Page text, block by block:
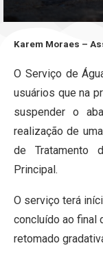
Karem Moraes –
O Serviço de
usuários que na
suspender o
realização de
de Tratamento
Principal.
O serviço terá
concluído ao final
retomado